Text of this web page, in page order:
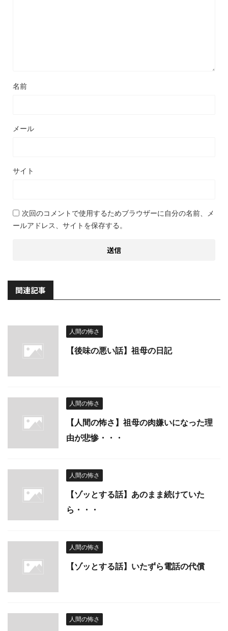
名前
メール
サイト
次回のコメントで使用するためブラウザーに自分の名前、メ
ールアドレス、サイトを保存する。
関連記事
人間の怖さ
【後味の悪い話】祖母の日記
人間の怖さ
【人間の怖さ】祖母の肉嫌いになった理
由が悲惨・・・
人間の怖さ
【ゾッとする話】あのまま続けていた
ら・・・
人間の怖さ
【ゾッとする話】いたずら電話の代償
人間の怖さ